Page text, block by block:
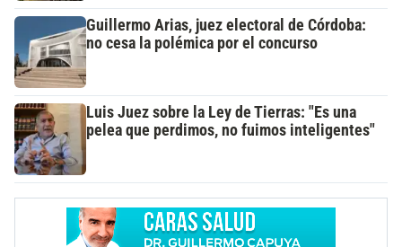
Guillermo Arias, juez electoral de Córdoba:
no cesa la polémica por el concurso
Luis Juez sobre la Ley de Tierras: "Es una
pelea que perdimos, no fuimos inteligentes"